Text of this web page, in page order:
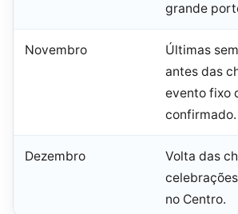
grande
Novembro
Últimas
antes das
evento fixo
confirmado.
Dezembro
Volta das
no Centro.